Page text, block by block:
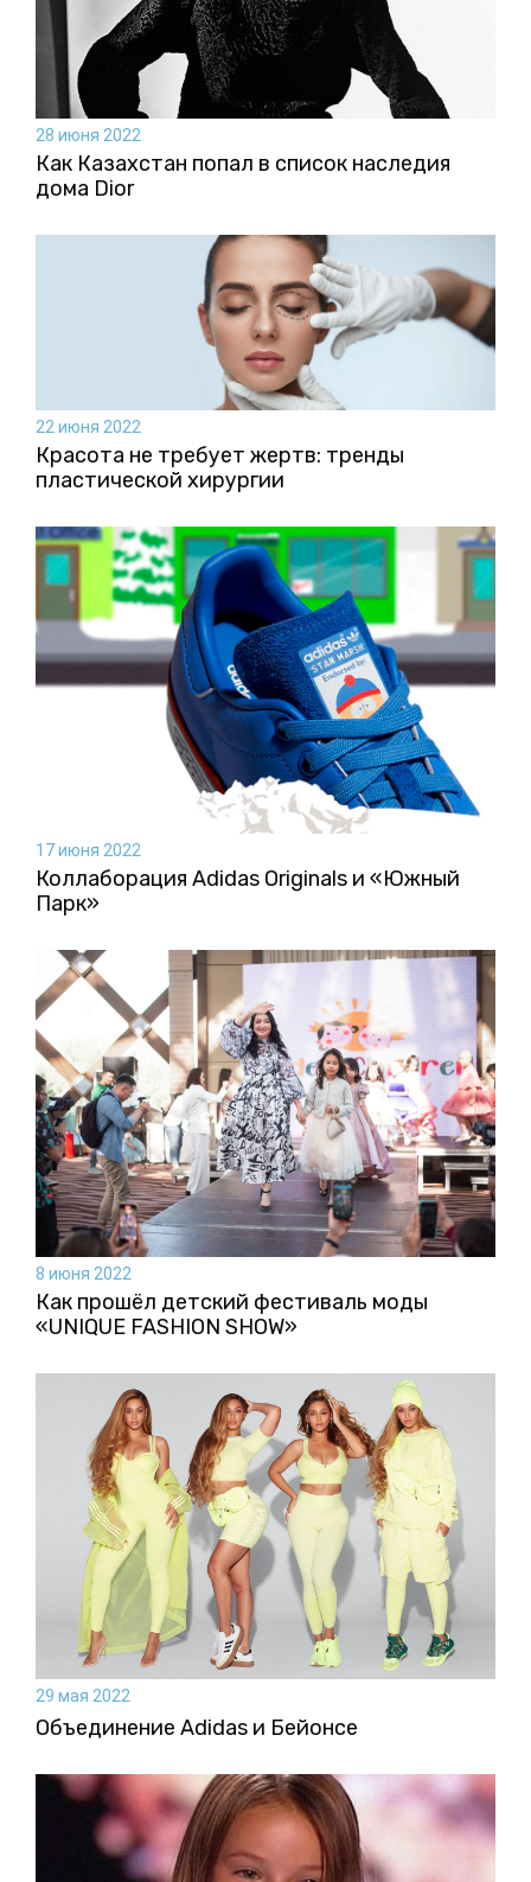
28 июня 2022
Как Казахстан попал в список наследия
дома Dior
22 июня 2022
Красота не требует жертв: тренды
пластической хирургии
17 июня 2022
Коллаборация Аdidas Originals и «Южный
Парк»
8 июня 2022
Как прошёл детский фестиваль моды
«UNIQUE FASHION SHOW»
29 мая 2022
Объединение Adidas и Бейонсе